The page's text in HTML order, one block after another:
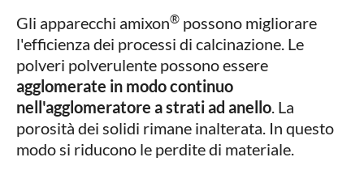
Gli apparecchi amixon® possono migliorare
l'efficienza dei processi di calcinazione. Le
polveri polverulente possono essere
agglomerate in modo continuo
nell'agglomeratore a strati ad anello. La
porosità dei solidi rimane inalterata. In questo
modo si riducono le perdite di materiale.